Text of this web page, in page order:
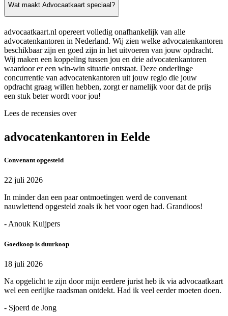
Wat maakt Advocaatkaart speciaal?
advocaatkaart.nl opereert volledig onafhankelijk van alle
advocatenkantoren in Nederland. Wij zien welke advocatenkantoren
beschikbaar zijn en goed zijn in het uitvoeren van jouw opdracht.
Wij maken een koppeling tussen jou en drie advocatenkantoren
waardoor er een win-win situatie ontstaat. Deze onderlinge
concurrentie van advocatenkantoren uit jouw regio die jouw
opdracht graag willen hebben, zorgt er namelijk voor dat de prijs
een stuk beter wordt voor jou!
Lees de recensies over
advocatenkantoren in Eelde
Convenant opgesteld
22 juli 2026
In minder dan een paar ontmoetingen werd de convenant
nauwlettend opgesteld zoals ik het voor ogen had. Grandioos!
- Anouk Kuijpers
Goedkoop is duurkoop
18 juli 2026
Na opgelicht te zijn door mijn eerdere jurist heb ik via advocaatkaart
wel een eerlijke raadsman ontdekt. Had ik veel eerder moeten doen.
- Sjoerd de Jong